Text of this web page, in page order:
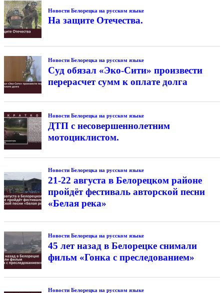
Новости Белорецка на русском языке
На защите Отечества.
Новости Белорецка на русском языке
Суд обязал «Эко-Сити» произвести
перерасчет сумм к оплате долга
Новости Белорецка на русском языке
ДТП с несовершеннолетним
мотоциклистом.
Новости Белорецка на русском языке
21-22 августа в Белорецком районе
пройдёт фестиваль авторской песни
«Белая река»
Новости Белорецка на русском языке
45 лет назад в Белорецке снимали
фильм «Гонка с преследованием»
Новости Белорецка на русском языке